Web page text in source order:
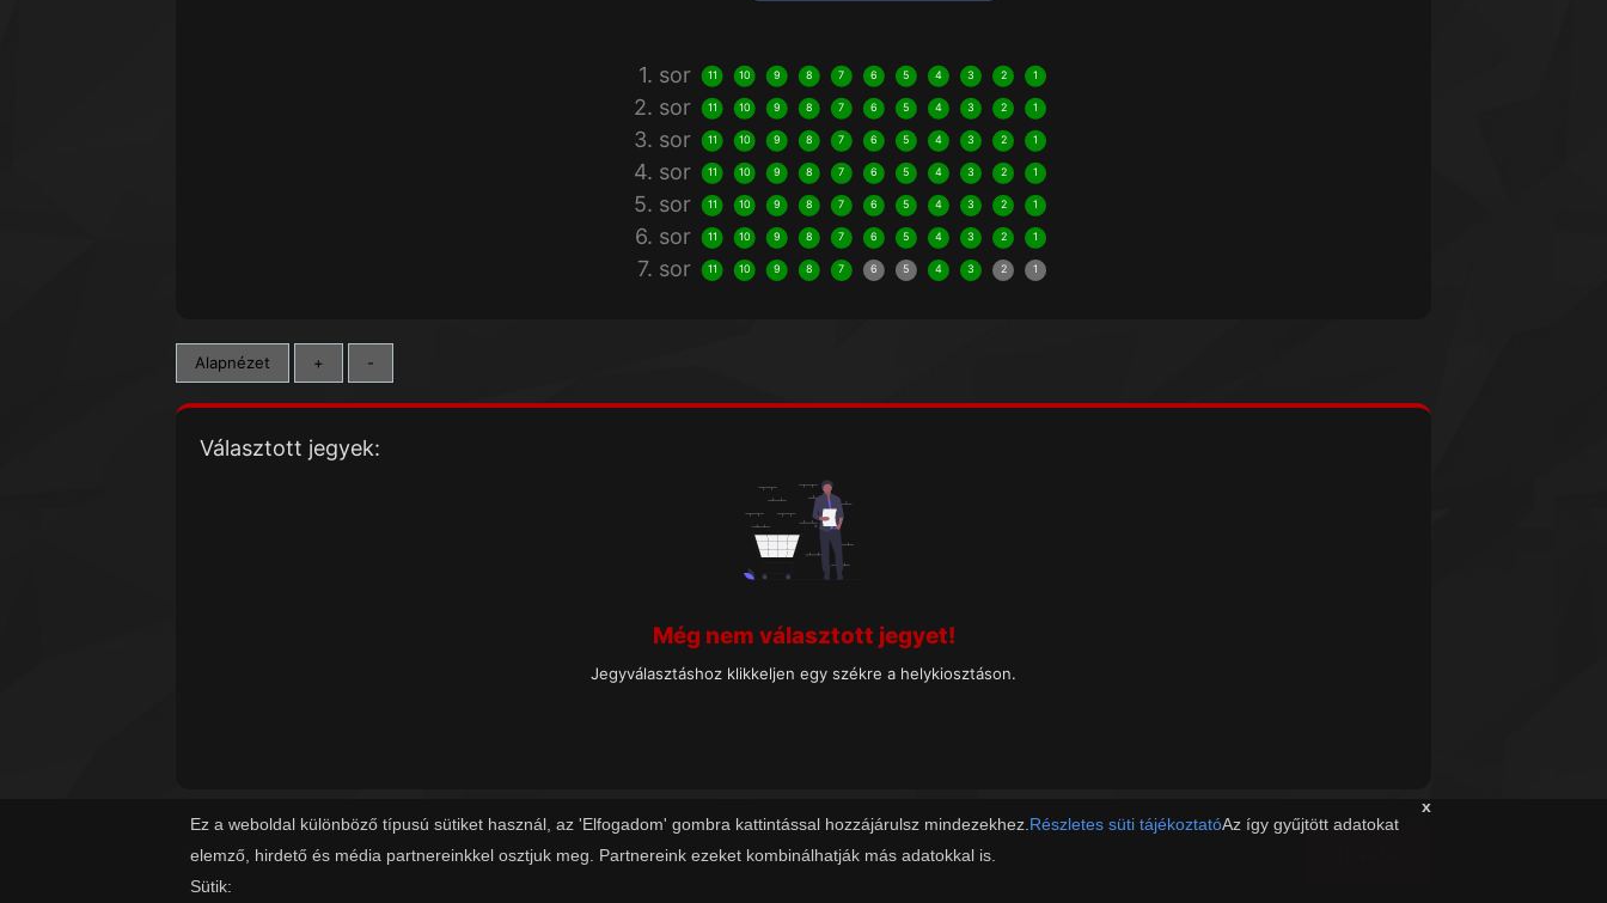
x
Ez a weboldal különböző típusú sütiket használ, az 'Elfogadom' gombra kattintással hozzájárulsz mindezekhez. Részletes süti tájékoztatóAz így gyűjtött adatokat
elemző, hirdető és média partnereinkkel osztjuk meg. Partnereink ezeket kombinálhatják más adatokkal is.
Sütik:
1. sor 11 10 9 8 7 6 5 4 3 2 1
2. sor 11 10 9 8 7 6 5 4 3 2 1
3. sor 11 10 9 8 7 6 5 4 3 2 1
4. sor 11 10 9 8 7 6 5 4 3 2 1
5. sor 11 10 9 8 7 6 5 4 3 2 1
6. sor 11 10 9 8 7 6 5 4 3 2 1
7. sor 11 10 9 8 7 6 5 4 3 2 1
Alapnézet + -
Választott jegyek:
Még nem választott jegyet!
Jegyválasztáshoz klikkeljen egy székre a helykiosztáson.